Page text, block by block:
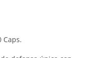
Caps.